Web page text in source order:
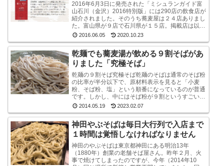
2016年6月3日に発売された「ミシュランガイド富
山石川（金沢）2016特別版」には290店の飲食店が
紹介されました。そのうち蕎麦屋は２４店ありまし
た。富山県が９店で石川県が１５店。掲載店は以下
のとおりです。ミシュラン・ガイド富山石川（金
沢...
2016.06.05 2020.10.23
乾麺でも蕎麦湯が飲める９割そばがあ
りました「究極そば」
乾麺の９割そば究極そば乾麺のそばは通常のそば粉
の比率が半分以下で、原材料表示を見ると「小麦
粉、そば粉、塩」という順番になっているのが普通
です。しかし、中にはそば粉が９割というすごい乾
麺のそばもあるんですね。味も香りもなかなかよい
です山本食品...
2014.05.19 2023.02.07
神田やぶそばは毎日大行列で入店まで
１時間は覚悟しなければなりません
神田のやぶそばは東京都神田にある明治13年
（1880年）創業の老舗そば屋さん。昨年２月、火
事で焼けてしまったのですが、今年（2014年10